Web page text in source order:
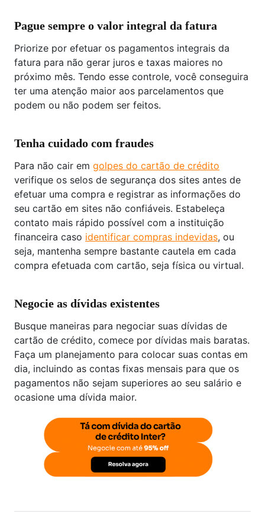
Pague sempre o valor integral da fatura
Priorize por efetuar os pagamentos integrais da
fatura para não gerar juros e taxas maiores no
próximo mês. Tendo esse controle, você conseguira
ter uma atenção maior aos parcelamentos que
podem ou não podem ser feitos.
Tenha cuidado com fraudes
Para não cair em golpes do cartão de crédito
verifique os selos de segurança dos sites antes de
efetuar uma compra e registrar as informações do
seu cartão em sites não confiáveis. Estabeleça
contato mais rápido possível com a instituição
financeira caso identificar compras indevidas, ou
seja, mantenha sempre bastante cautela em cada
compra efetuada com cartão, seja física ou virtual.
Negocie as dívidas existentes
Busque maneiras para negociar suas dívidas de
cartão de crédito, comece por dívidas mais baratas.
Faça um planejamento para colocar suas contas em
dia, incluindo as contas fixas mensais para que os
pagamentos não sejam superiores ao seu salário e
ocasione uma dívida maior.